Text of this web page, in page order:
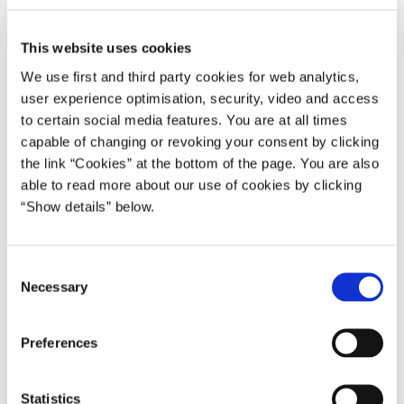
This website uses cookies
We use first and third party cookies for web analytics,
user experience optimisation, security, video and access
to certain social media features. You are at all times
capable of changing or revoking your consent by clicking
the link “Cookies” at the bottom of the page. You are also
able to read more about our use of cookies by clicking
“Show details” below.
Necessary
Preferences
Statistics
varmepumper, og el-baserede løsninger i erhvervslivet.
Mankoreduktionen fra sidste år til i år skyldes blandt andet
en ny model til at beregne hvor meget CO
2e, skovenes
træer optager. Også ny viden om udledning fra
lavbundsjorde har betydning. I transportsektoren sælges
flere elbiler og ellastbiler end tidligere skønnet. Dertil
kommer, at Sverige har reduceret afgifterne, hvilket
Der er dog også elementer, som øger mankoen, herunder
følge af en ny affaldsfremskrivning fra Miljøstyrelsen.
Samtidig forventes flere udledninger fra forbrug af olie og
NECCS-udbud målrettet bl.a. biogasbranchens CO2-